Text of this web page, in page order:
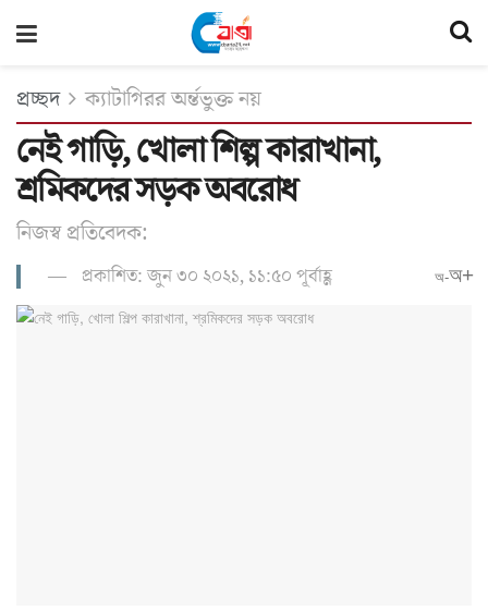
প্রচ্ছদ ক্যাটাগিরর অর্ন্তভুক্ত নয়
নেই গাড়ি, খোলা শিল্প কারাখানা,
শ্রমিকদের সড়ক অবরোধ
নিজস্ব প্রতিবেদক:
প্রকাশিত: জুন ৩০ ২০২১, ১১:৫০ পূর্বাহ্ণ অ-অ+